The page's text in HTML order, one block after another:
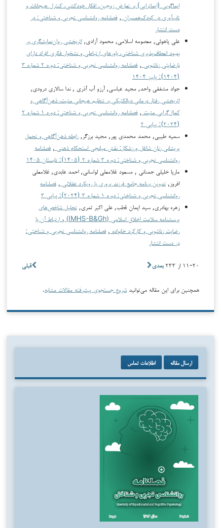
ایماگویی (ایماتراپی) بر تعارض زوجین، افکار خودکشی، کنترل هیجانات و
تاب‌آوری در کودک‌همسران , فصلنامه روانشناسی تجربی و شناختی: در
دست انتشار
علی یاهوئی, معصومه اسلامی, محمود آزادی, اثربخشی روان‌نمایشگری بر
بهبود انعطاف‌پذیری شناختی، باورهای ارتباطی و نشخوار فکری افراد دارای
نارضایتی زناشویی ,
فصلنامه روانشناسی تجربی و شناختی: دوره ۲ شماره ۳
(۱۴۰۴): پاییز ۱۴۰۴
جواد مشفقی واحد, مجید عباسی, آرزو آب آذری , ندا سالاری درودی,
اثربخشی رفتار درمانی دیالکتیکی بر تنظیم هیجانی مثبت، ذهن‌آگاهی و
کمال‌گرایی مثبت ,
فصلنامه روانشناسی تجربی و شناختی: دوره ۱ شماره ۲
(۲۰۲۴): پیاپی ۲
سمیه طیبی, محمد محمدی پور, مجید برزگر, رابطه ذهن‌آگاهی و تحمل
پریشانی زنان شاغل ورزشکار: نقش میانجی استحکام ذهنی , فصلنامه
روانشناسی تجربی و شناختی: دوره ۳ شماره ۲ (۱۴۰۵): تابستان ۱۴۰۵
ماریا خلیلی جمنانی , مسعود غلامعلی لواسانی, احمد عابدی, غلامعلی
افروز, تدوین برنامه جامع فرزند پروری با رویکرد عقلانی , فصلنامه
روانشناسی تجربی و شناختی: دوره ۱ شماره ۳ (۲۰۲۴): پیاپی ۳
زهره بهادری, سید ایمان قطب, علی اکبر ثمری, تحلیل شاخص‌های
پرسشنامه سلامت اخلاق اسلامی (IMHS-B&Gh) و ارتباط آن با
رضایت زناشویی و کارکرد خانواده , فصلنامه روانشناسی تجربی و شناختی:
در دست انتشار
قبلی ۱۱-۲۰ از ۲۳۳ بعدی
همچنین برای این مقاله می‌توانید شروع جستجوی پیشرفته مقالات مشابه.
ارسال مقاله اطلاعات تماس